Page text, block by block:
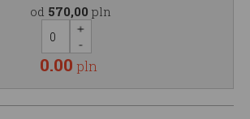
od 570,00 pln
0.00 pln